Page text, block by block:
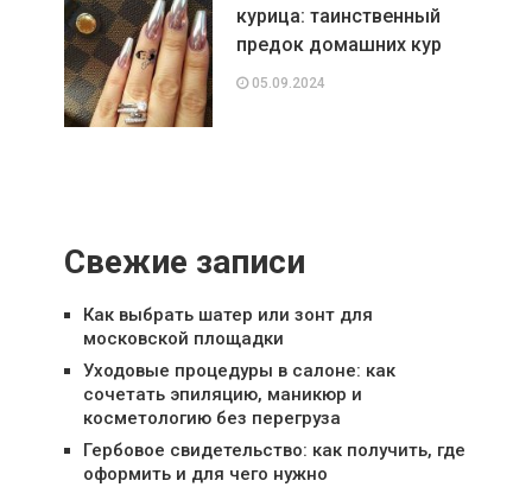
курица: таинственный
предок домашних кур
05.09.2024
Свежие записи
Как выбрать шатер или зонт для
московской площадки
Уходовые процедуры в салоне: как
сочетать эпиляцию, маникюр и
косметологию без перегруза
Гербовое свидетельство: как получить, где
оформить и для чего нужно